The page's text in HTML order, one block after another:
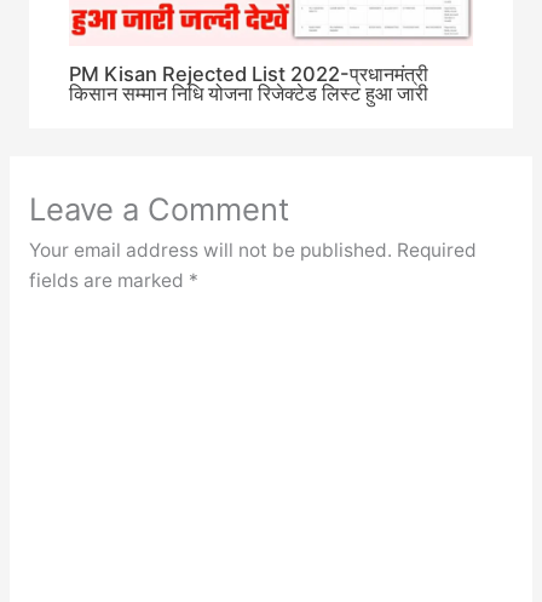
PM Kisan Rejected List 2022-प्रधानमंत्री
किसान सम्मान निधि योजना रिजेक्टेड लिस्ट हुआ जारी
Leave a Comment
Your email address will not be published. Required
fields are marked *